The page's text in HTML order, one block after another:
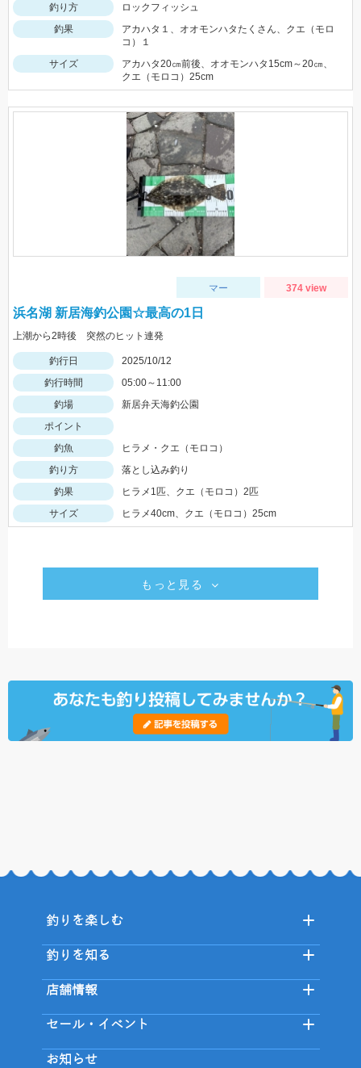
釣り方
ロックフィッシュ
釣果
アカハタ１、オオモンハタたくさん、クエ（モロ
コ）１
サイズ
アカハタ20㎝前後、オオモンハタ15cm～20㎝、
クエ（モロコ）25cm
マー 374 view
浜名湖 新居海釣公園☆最高の1日
上潮から2時後 突然のヒット連発
釣行日
2025/10/12
釣行時間
05:00～11:00
釣場
新居弁天海釣公園
ポイント
釣魚
ヒラメ・クエ（モロコ）
釣り方
落とし込み釣り
釣果
ヒラメ1匹、クエ（モロコ）2匹
サイズ
ヒラメ40cm、クエ（モロコ）25cm
もっと見る
釣りを楽しむ
釣りを知る
店舗情報
セール・イベント
お知らせ